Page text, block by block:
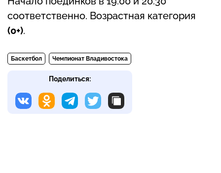
соответственно. Возрастная категория
(0+).
Баскетбол Чемпионат Владивостока
Поделиться: